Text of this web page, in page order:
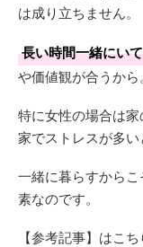
は成り立ちません。
長い時間一緒にい
や価値観が合うから。
特に女性の場合は家
家でストレスが多い
一緒に暮らすから
素なのです。
【参考記事】はこ